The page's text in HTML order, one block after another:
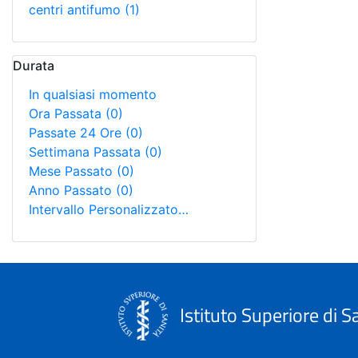
centri antifumo (1)
Durata
In qualsiasi momento
Ora Passata (0)
Passate 24 Ore (0)
Settimana Passata (0)
Mese Passato (0)
Anno Passato (0)
Intervallo Personalizzato…
Istituto Superiore di